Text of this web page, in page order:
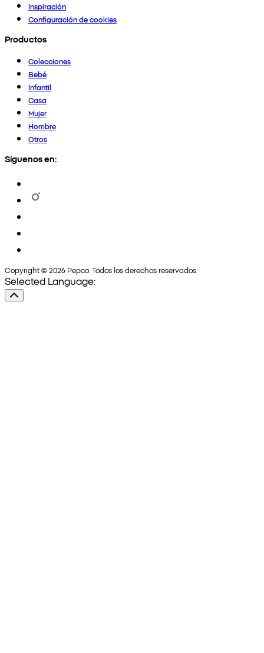
Inspiración
Configuración de cookies
Productos
Colecciones
Bebé
Infantil
Casa
Mujer
Hombre
Otros
Síguenos en:
Copyright © 2026 Pepco. Todos los derechos reservados.
Selected Language: